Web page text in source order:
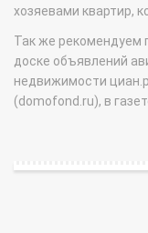
хозяевами квартир,
Так же рекомендуем
доске объявлений
недвижимости
(domofond.ru), в